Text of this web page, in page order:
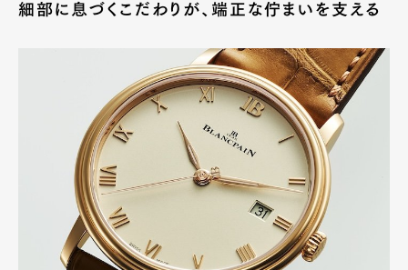
細部に息づくこだわりが、端正な佇まいを支える